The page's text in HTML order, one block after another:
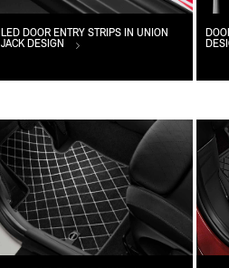
LED DOOR ENTRY STRIPS IN UNION
JACK DESIGN